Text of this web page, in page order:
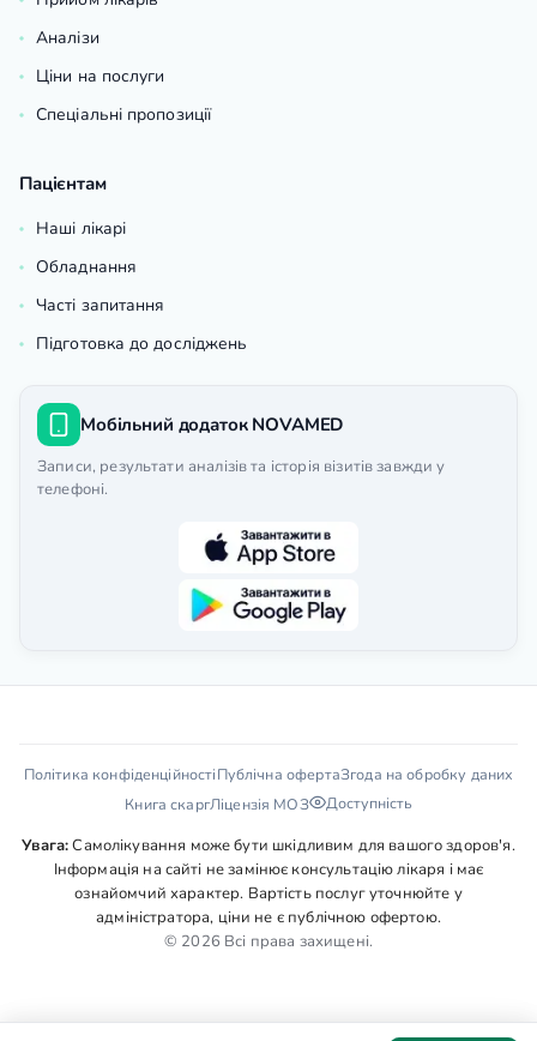
Аналізи
Ціни на послуги
Спеціальні пропозиції
Пацієнтам
Наші лікарі
Обладнання
Часті запитання
Підготовка до досліджень
Мобільний додаток NOVAMED
Записи, результати аналізів та історія візитів завжди у
телефоні.
Політика конфіденційностіПублічна офертаЗгода на обробку даних
Книга скаргЛіцензія МОЗ Доступність
Увага:Самолікування може бути шкідливим для вашого здоров'я.
Інформація на сайті не замінює консультацію лікаря і має
ознайомчий характер. Вартість послуг уточнюйте у
адміністратора, ціни не є публічною офертою.
© 2026 Всі права захищені.